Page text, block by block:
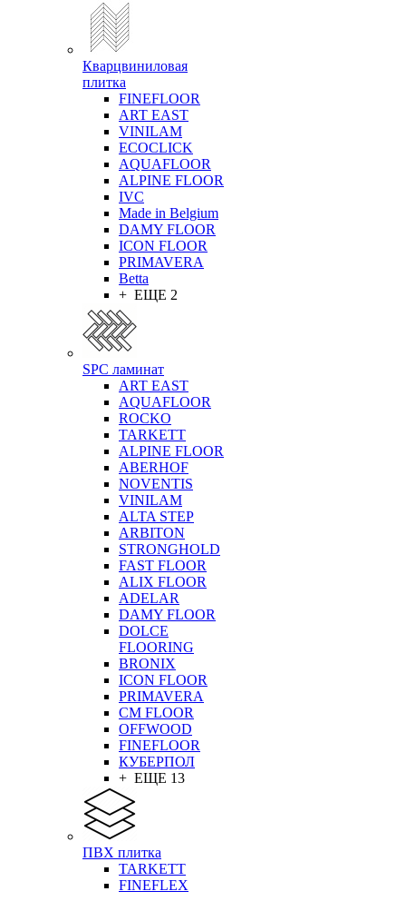
Кварцвиниловая
плитка
FINEFLOOR
ART EAST
VINILAM
ECOCLICK
AQUAFLOOR
ALPINE FLOOR
IVC
Made in Belgium
DAMY FLOOR
ICON FLOOR
PRIMAVERA
Betta
+ ЕЩЕ 2
SPC ламинат
ART EAST
AQUAFLOOR
ROCKO
TARKETT
ALPINE FLOOR
ABERHOF
NOVENTIS
VINILAM
ALTA STEP
ARBITON
STRONGHOLD
FAST FLOOR
ALIX FLOOR
ADELAR
DAMY FLOOR
DOLCE
FLOORING
BRONIX
ICON FLOOR
PRIMAVERA
CM FLOOR
OFFWOOD
FINEFLOOR
КУБЕРПОЛ
+ ЕЩЕ 13
ПВХ плитка
TARKETT
FINEFLEX